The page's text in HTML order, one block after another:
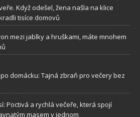
Když odešel, žena našla na klice
tisíce domovů
mezi jablky a hruškami, máte mnohem
domácku: Tajná zbraň pro večery bez
Poctivá a rychlá večeře, která spojí
masem v jednom